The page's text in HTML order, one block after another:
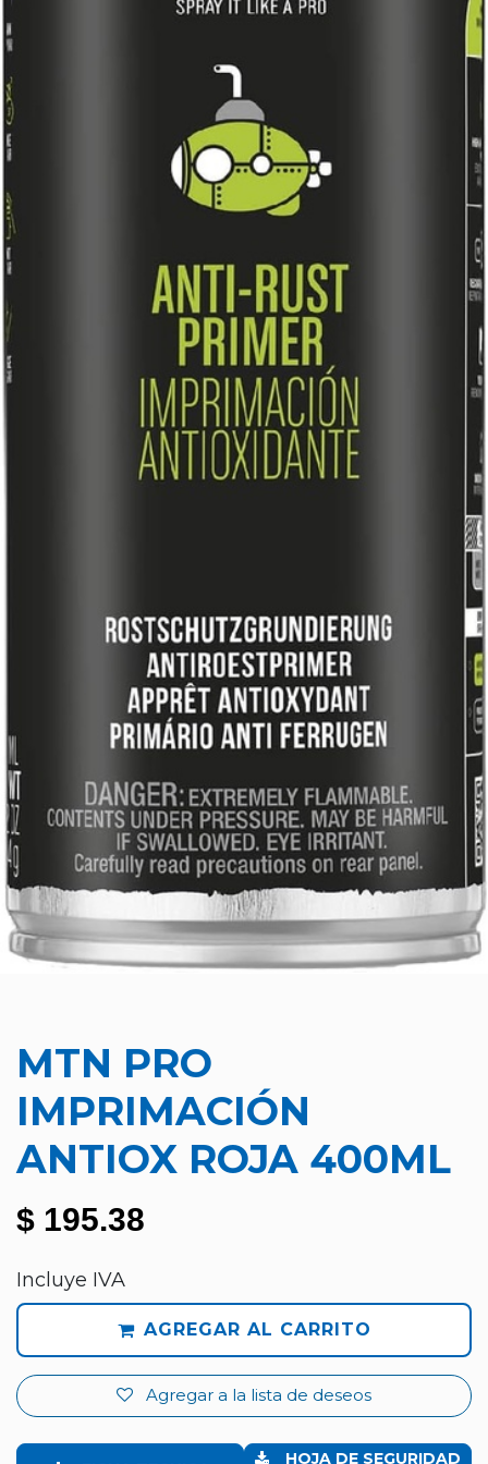
MTN PRO
IMPRIMACIÓN
ANTIOX ROJA 400ML
$ 195.38
Incluye IVA
AGREGAR AL CARRITO
Agregar a la lista de deseos